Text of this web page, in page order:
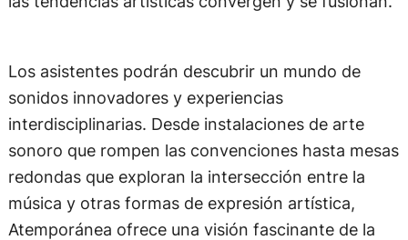
Los asistentes podrán descubrir un mundo de
sonidos innovadores y experiencias
interdisciplinarias. Desde instalaciones de arte
sonoro que rompen las convenciones hasta mesas
redondas que exploran la intersección entre la
música y otras formas de expresión artística,
Atemporánea ofrece una visión fascinante de la